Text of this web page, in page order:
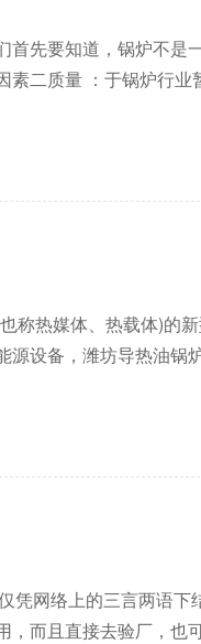
先要知道，锅炉不是
二质量 ：于锅炉行
称热媒体、热载体)的
设备，潍坊导热油锅
网络上的三言两语
而且直接去验厂，也